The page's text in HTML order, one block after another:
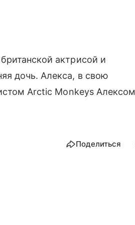
актрисой и
дочь. Алекса, в свою
Arctic Monkeys Алексом
Поделиться